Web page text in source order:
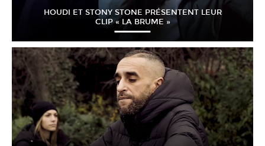
HOUDI ET STONY STONE PRÉSENTENT LEUR
CLIP « LA BRUME »